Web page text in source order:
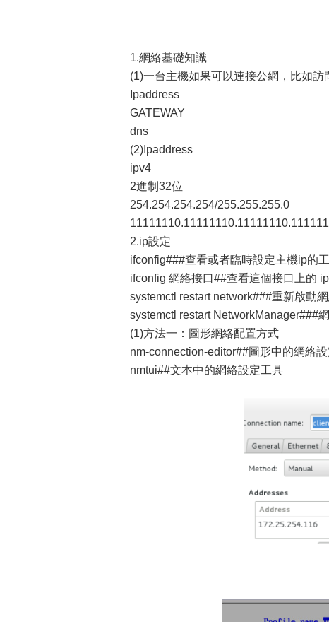
1.網絡基礎知識
(1)一台主機如果可以連接公網，比如
Ipaddress
GATEWAY
dns
(2)Ipaddress
ipv4
2進制32位
254.254.254.254/255.255.255.0
2.ip設定
ifconfig###查看或者臨時設定主機ip的
ifconfig 網絡接口##查看這個接口上的 ip
systemctl restart network###重新啟動
systemctl restart NetworkManager###
(1)方法一：圖形網絡配置方式
nm-connection-editor##圖形中的網絡
nmtui##文本中的網絡設定工具